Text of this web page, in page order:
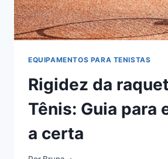
EQUIPAMENTOS PARA TENISTAS
Rigidez da
Tênis: Guia para
a certa